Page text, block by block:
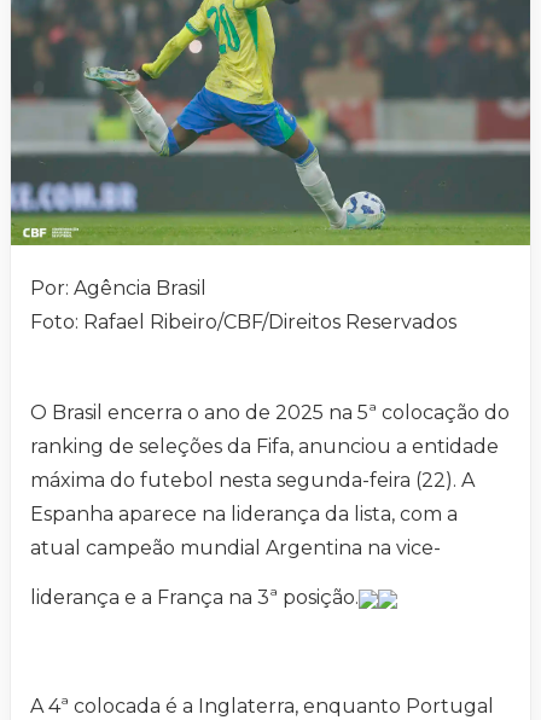
Por: Agência Brasil
Foto: Rafael Ribeiro/CBF/Direitos Reservados
O Brasil encerra o ano de 2025 na 5ª colocação do
ranking de seleções da Fifa, anunciou a entidade
máxima do futebol nesta segunda-feira (22). A
Espanha aparece na liderança da lista, com a
atual campeão mundial Argentina na vice-
liderança e a França na 3ª posição.
A 4ª colocada é a Inglaterra, enquanto Portugal